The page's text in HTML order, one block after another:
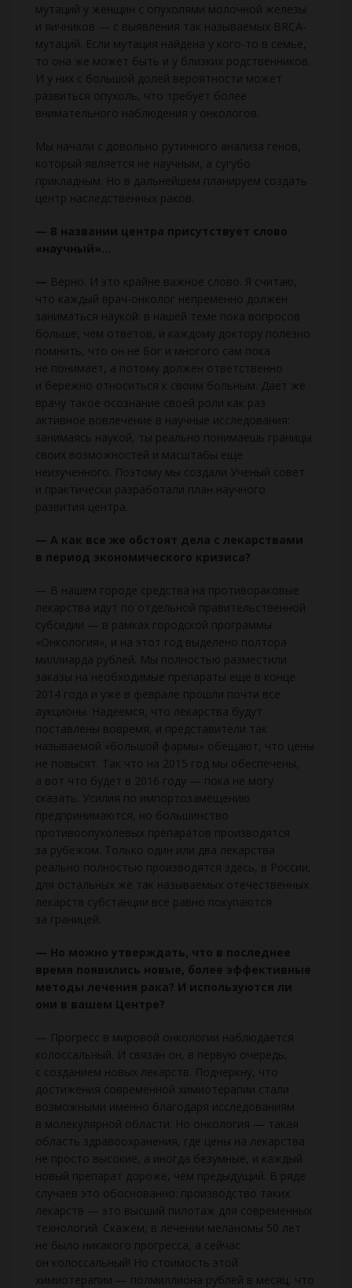
мутаций у женщин с опухолями молочной железы
и яичников — с выявления так называемых BRCA-
мутаций. Если мутация найдена у кого-то в семье,
то она же может быть и у близких родственников.
И у них с большой долей вероятности может
развиться опухоль, что требует более
внимательного наблюдения у онкологов.
Мы начали с довольно рутинного анализа генов,
который является не научным, а сугубо
прикладным. Но в дальнейшем планируем создать
центр наследственных раков.
— В названии центра присутствует слово
«научный»...
— Верно. И это крайне важное слово. Я считаю,
что каждый врач-онколог непременно должен
заниматься наукой: в нашей теме пока вопросов
больше, чем ответов, и каждому доктору полезно
помнить, что он не Бог и многого сам пока
не понимает, а потому должен ответственно
и бережно относиться к своим больным. Дает же
врачу такое осознание своей роли как раз
активное вовлечение в научные исследования:
занимаясь наукой, ты реально понимаешь границы
своих возможностей и масштабы еще
неизученного. Поэтому мы создали Ученый совет
и практически разработали план научного
развития центра.
— А как все же обстоят дела с лекарствами
в период экономического кризиса?
— В нашем городе средства на противораковые
лекарства идут по отдельной правительственной
субсидии — в рамках городской программы
«Онкология», и на этот год выделено полтора
миллиарда рублей. Мы полностью разместили
заказы на необходимые препараты еще в конце
2014 года и уже в феврале прошли почти все
аукционы. Надеемся, что лекарства будут
поставлены вовремя, и представители так
называемой «большой фармы» обещают, что цены
не повысят. Так что на 2015 год мы обеспечены,
а вот что будет в 2016 году — пока не могу
сказать. Усилия по импортозамещению
предпринимаются, но большинство
противоопухолевых препаратов производятся
за рубежом. Только один или два лекарства
реально полностью производятся здесь, в России,
для остальных же так называемых отечественных
лекарств субстанции все равно покупаются
за границей.
— Но можно утверждать, что в последнее
время появились новые, более эффективные
методы лечения рака? И используются ли
они в вашем Центре?
— Прогресс в мировой онкологии наблюдается
колоссальный. И связан он, в первую очередь,
с созданием новых лекарств. Подчеркну, что
достижения современной химиотерапии стали
возможными именно благодаря исследованиям
в молекулярной области. Но онкология — такая
область здравоохранения, где цены на лекарства
не просто высокие, а иногда безумные, и каждый
новый препарат дороже, чем предыдущий. В ряде
случаев это обоснованно: производство таких
лекарств — это высший пилотаж для современных
технологий. Скажем, в лечении меланомы 50 лет
не было никакого прогресса, а сейчас
он колоссальный! Но стоимость этой
химиотерапии — полмиллиона рублей в месяц, что